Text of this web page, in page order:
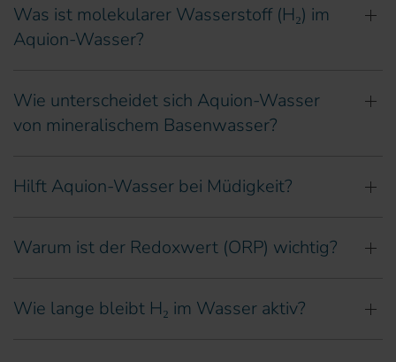
Was ist molekularer Wasserstoff (H₂) im
Aquion-Wasser?
Wie unterscheidet sich Aquion-Wasser
von mineralischem Basenwasser?
Hilft Aquion-Wasser bei Müdigkeit?
Warum ist der Redoxwert (ORP) wichtig?
Wie lange bleibt H₂ im Wasser aktiv?